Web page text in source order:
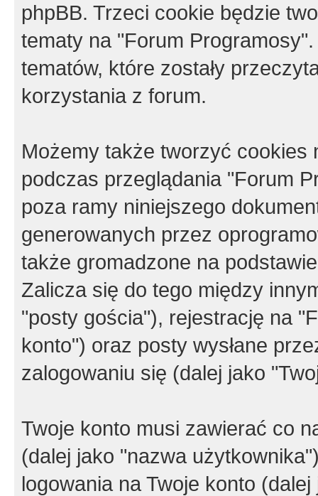
phpBB. Trzeci cookie będzie
tematy na "Forum
tematów, które zostały
korzystania z forum.
Możemy także tworzyć cookies
podczas przeglądania "Forum
poza ramy niniejszego
generowanych przez
także gromadzone na
Zalicza się do tego między
"posty gościa"), rejestrację na
konto") oraz posty wysłane
zalogowaniu się (dalej jako
Twoje konto musi zawierać co
(dalej jako "nazwa
logowania na Twoje konto